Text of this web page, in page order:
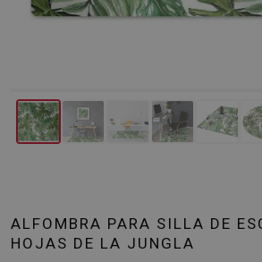
ALFOMBRA PARA SILLA DE
HOJAS DE LA JUNGLA